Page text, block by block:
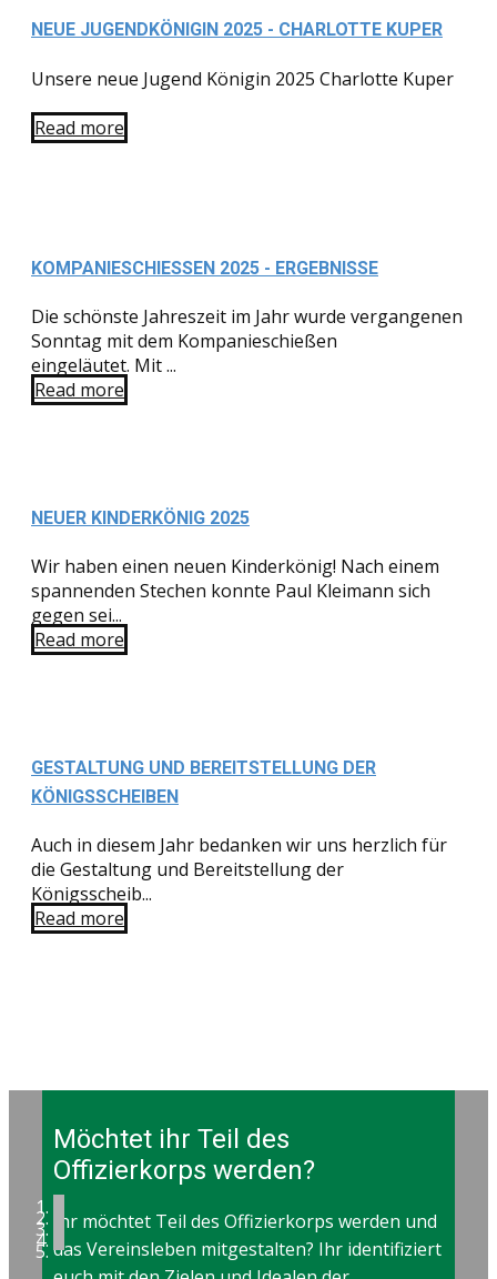
NEUE JUGENDKÖNIGIN 2025 - CHARLOTTE KUPER
Unsere neue Jugend Königin 2025 Charlotte Kuper
Read more
KOMPANIESCHIESSEN 2025 - ERGEBNISSE
Die schönste Jahreszeit im Jahr wurde vergangenen
Sonntag mit dem Kompanieschießen
eingeläutet. Mit ...
Read more
NEUER KINDERKÖNIG 2025
Wir haben einen neuen Kinderkönig! Nach einem
spannenden Stechen konnte Paul Kleimann sich
gegen sei...
Read more
GESTALTUNG UND BEREITSTELLUNG DER
KÖNIGSSCHEIBEN
Auch in diesem Jahr bedanken wir uns herzlich für
die Gestaltung und Bereitstellung der
Königsscheib...
Read more
Möchtet ihr Teil des
Offizierkorps werden?
Ihr möchtet Teil des Offizierkorps werden und
das Vereinsleben mitgestalten? Ihr identifiziert